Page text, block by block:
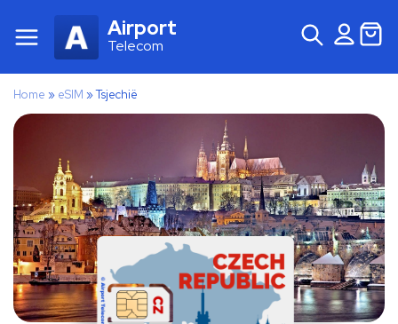
Airport
Telecom
Home » eSIM »Tsjechië